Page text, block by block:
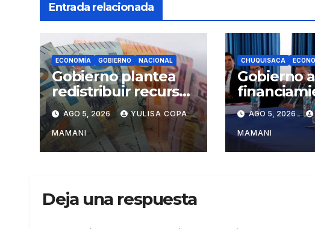
Entrada relacionada
ECONOMÍA GOBIERNO NACIONAL
Gobierno plantea
redistribuir recursos
con criterios de
eficiencia y
esfuerzo fiscal
AGO 5, 2026 YULISA COPA
MAMANI
CHUQUISACA
Gobierno
tres
AGO 5, 2026
MAMANI
Deja una respuesta